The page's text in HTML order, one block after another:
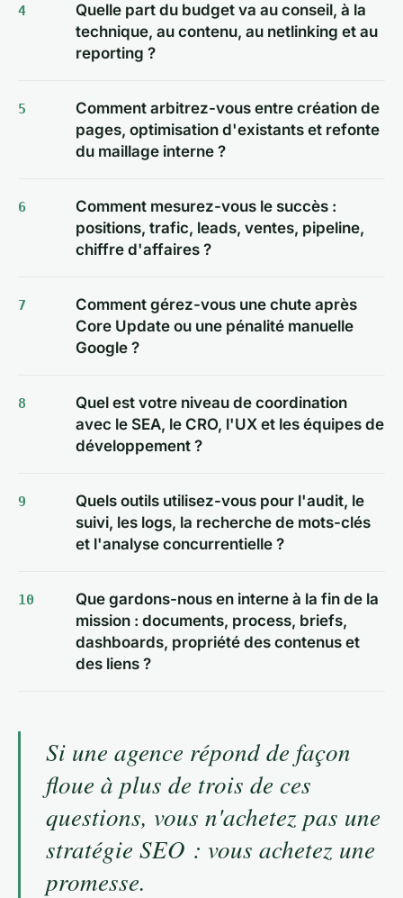
Quelle part du budget va au conseil, à la
technique, au contenu, au netlinking et au
reporting ?
Comment arbitrez-vous entre création de
pages, optimisation d'existants et refonte
du maillage interne ?
Comment mesurez-vous le succès :
positions, trafic, leads, ventes, pipeline,
chiffre d'affaires ?
Comment gérez-vous une chute après
Core Update ou une pénalité manuelle
Google ?
Quel est votre niveau de coordination
avec le SEA, le CRO, l'UX et les équipes de
développement ?
Quels outils utilisez-vous pour l'audit, le
suivi, les logs, la recherche de mots-clés
et l'analyse concurrentielle ?
Que gardons-nous en interne à la fin de la
mission : documents, process, briefs,
dashboards, propriété des contenus et
des liens ?
Si une agence répond de façon
floue à plus de trois de ces
questions, vous n'achetez pas une
stratégie SEO : vous achetez une
promesse.